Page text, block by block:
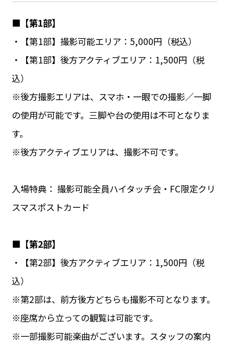
■【第1部】
・【第1部】撮影可能エリア：5,000円（税込）
・【第1部】後方アクティブエリア：1,500円（税
込）
※後方撮影エリアは、スマホ・一眼での撮影／一脚
の使用が可能です。三脚や台の使用は不可となりま
す。
※後方アクティブエリアは、撮影不可です。
入場特典： 撮影可能全員ハイタッチ会・FC限定クリ
スマスポストカード
■【第2部】
・【第2部】後方アクティブエリア：1,500円（税
込）
※第2部は、前方後方どちらも撮影不可となります。
※座席から立っての観覧は可能です。
※一部撮影可能楽曲がございます。スタッフの案内